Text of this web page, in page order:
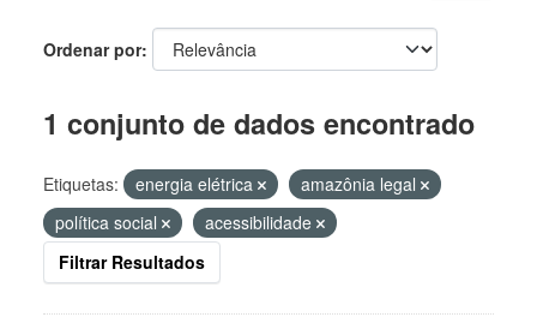
Ordenar por
1 conjunto de dados encontrado
Etiquetas: energia elétrica
amazônia legal
política social
acessibilidade
Filtrar Resultados